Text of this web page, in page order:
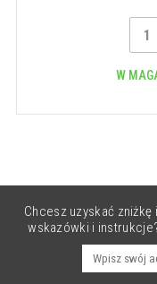
W
Chcesz uzyskać
wskazówki i